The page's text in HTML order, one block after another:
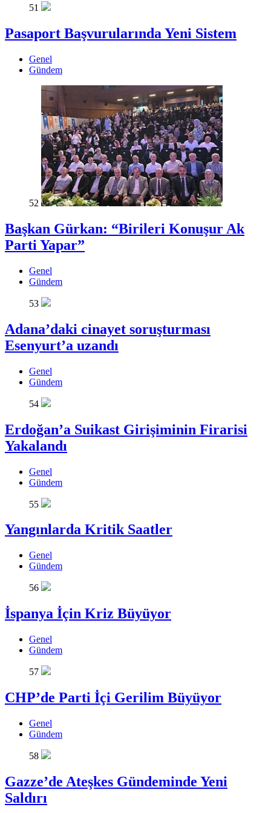
51
Pasaport Başvurularında Yeni Sistem
Genel
Gündem
52
Başkan Gürkan: “Birileri Konuşur Ak
Parti Yapar”
Genel
Gündem
53
Adana’daki cinayet soruşturması
Esenyurt’a uzandı
Genel
Gündem
54
Erdoğan’a Suikast Girişiminin Firarisi
Yakalandı
Genel
Gündem
55
Yangınlarda Kritik Saatler
Genel
Gündem
56
İspanya İçin Kriz Büyüyor
Genel
Gündem
57
CHP’de Parti İçi Gerilim Büyüyor
Genel
Gündem
58
Gazze’de Ateşkes Gündeminde Yeni
Saldırı